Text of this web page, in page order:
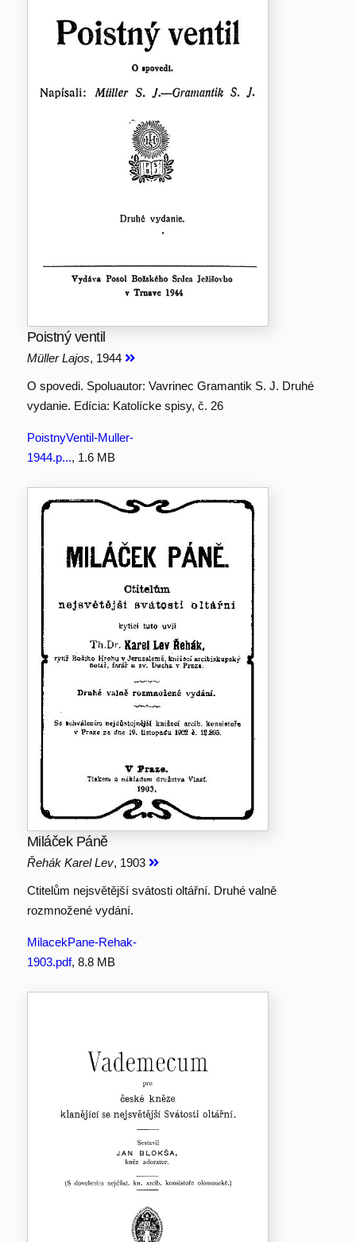
Poistný ventil
Müller Lajos, 1944
O spovedi. Spoluautor: Vavrinec Gramantik S. J. Druhé
vydanie. Edícia: Katolícke spisy, č. 26
PoistnyVentil-Muller-
1944.p..., 1.6 MB
Miláček Páně
Řehák Karel Lev, 1903
Ctitelům nejsvětější svátosti oltářní. Druhé valně
rozmnožené vydání.
MilacekPane-Rehak-
1903.pdf, 8.8 MB